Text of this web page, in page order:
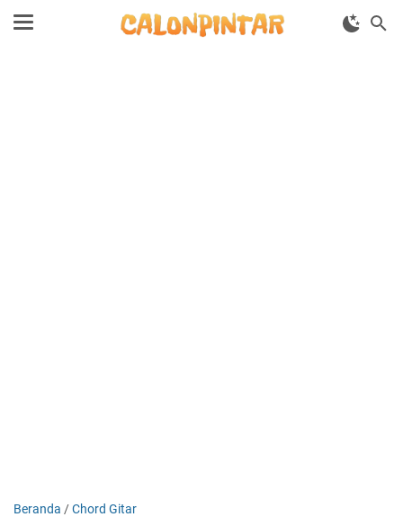
Beranda /Chord Gitar